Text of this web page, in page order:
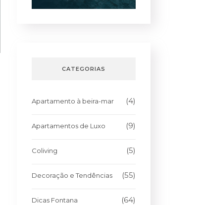
CATEGORIAS
Apartamento à beira-mar (4)
Apartamentos de Luxo (9)
Coliving (5)
Decoração e Tendências (55)
Dicas Fontana (64)